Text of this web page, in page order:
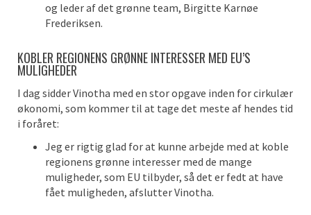
og leder af det grønne team, Birgitte Karnøe
Frederiksen.
KOBLER REGIONENS GRØNNE INTERESSER MED EU’S
MULIGHEDER
I dag sidder Vinotha med en stor opgave inden for cirkulær
økonomi, som kommer til at tage det meste af hendes tid
i foråret:
Jeg er rigtig glad for at kunne arbejde med at koble
regionens grønne interesser med de mange
muligheder, som EU tilbyder, så det er fedt at have
fået muligheden, afslutter Vinotha.